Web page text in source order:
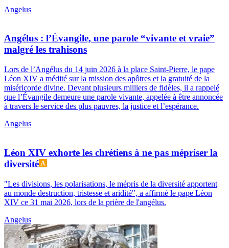
Angelus
Angélus : l’Évangile, une parole “vivante et vraie”
malgré les trahisons
Lors de l’Angélus du 14 juin 2026 à la place Saint-Pierre, le pape
Léon XIV a médité sur la mission des apôtres et la gratuité de la
miséricorde divine. Devant plusieurs milliers de fidèles, il a rappelé
que l’Évangile demeure une parole vivante, appelée à être annoncée
à travers le service des plus pauvres, la justice et l’espérance.
Angelus
Léon XIV exhorte les chrétiens à ne pas mépriser la
diversité
"Les divisions, les polarisations, le mépris de la diversité apportent
au monde destruction, tristesse et aridité", a affirmé le pape Léon
XIV ce 31 mai 2026, lors de la prière de l'angélus.
Angelus